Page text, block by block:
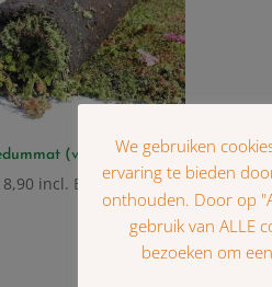
(vanaf 300)
incl. BTW
We gebruiken
ervaring te bieden
onthouden. Door op
gebruik van ALLE
bezoeken om